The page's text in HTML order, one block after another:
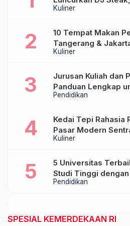
Kuliner
Steak Orisinal di
Kuliner
10 Tempat Makan
Tangerang &
Pendidikan
Jurusan Kuliah dan
Panduan Lengkap
Mahasiswa
Kuliner
Kedai Tepi Rahasia
Pasar Modern
Panjang, Hadirkan
Pendidikan
5 Universitas
Studi Tinggi
Terjangkau
SPESIAL KEMERDEKAAN RI